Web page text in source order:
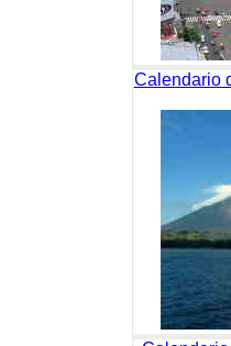
Calendario